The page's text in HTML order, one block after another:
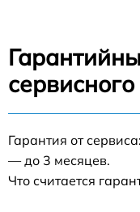
Гарантия от
— до 3 месяцев.
Что считается